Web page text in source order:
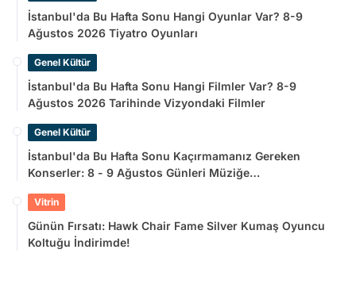
İstanbul'da Bu Hafta Sonu Hangi Oyunlar Var? 8-9
Ağustos 2026 Tiyatro Oyunları
Genel Kültür
İstanbul'da Bu Hafta Sonu Hangi Filmler Var? 8-9
Ağustos 2026 Tarihinde Vizyondaki Filmler
Genel Kültür
İstanbul'da Bu Hafta Sonu Kaçırmamanız Gereken
Konserler: 8 - 9 Ağustos Günleri Müziğe
Vitrin
Günün Fırsatı: Hawk Chair Fame Silver Kumaş Oyuncu
Koltuğu İndirimde!